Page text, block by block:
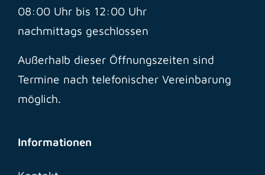
08:00 Uhr bis 12:00 Uhr
nachmittags geschlossen
Außerhalb dieser Öffnungszeiten sind
Termine nach telefonischer Vereinbarung
möglich.
Informationen